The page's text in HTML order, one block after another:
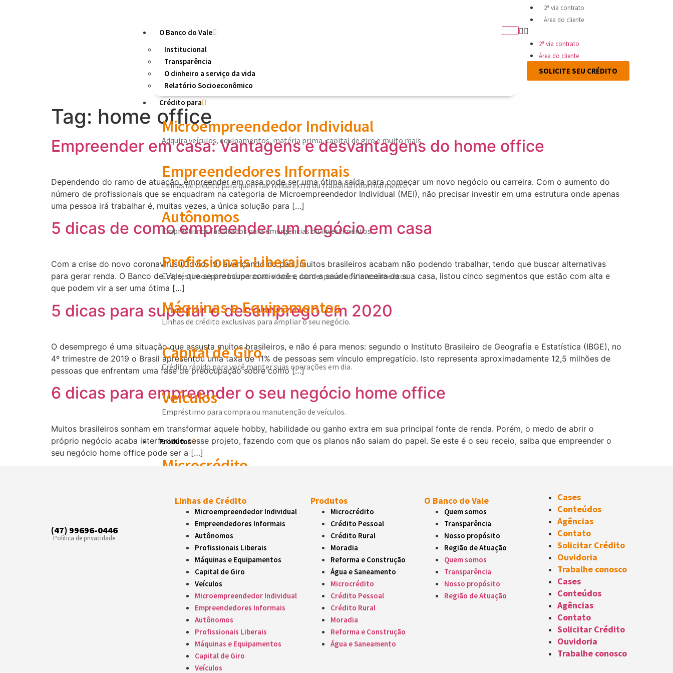
O Banco do Vale
Institucional
Transparência
O dinheiro a serviço da vida
Relatório Socioeconômico
Crédito para
Microempreendedor Individual
Adquira veículos, equipamentos, matéria prima, capital de giro e muito mais.
Empreendedores Informais
Linhas de crédito para quem faz renda extra ou trabalha informalmente.
Autônomos
Empréstimos facilitados para emergências ou investimentos.
Profissionais Liberais
Empréstimos para inúmeras atividades, das despesas aos investimentos.
Máquinas e Equipamentos
Linhas de crédito exclusivas para ampliar o seu negócio.
Capital de Giro
Crédito rápido para você manter suas operações em dia.
Veículos
Empréstimo para compra ou manutenção de veículos.
Produtos
Microcrédito
Crédito Pessoal
Crédito para apoio do dia a dia: compras, saúde, estudos e outros objetivos
Crédito Rural
Crédito para empreendedores rurais investirem na produção e desenvolvimento da atividade
Moradia
Crédito para auxiliar na compra de casas pré-moldadas
Reforma e Construção
Financiamento para reformas, melhorias e construções residenciais ou comerciais
2ª via contrato
Área do cliente
2ª via contrato
Área do cliente
SOLICITE SEU CRÉDITO
Tag: home office
Empreender em casa: Vantagens e desvantagens do home office
Dependendo do ramo de atuação, empreender em casa pode ser uma ótima saída para começar um novo negócio ou carreira. Com o aumento do
número de profissionais que se enquadram na categoria de Microempreendedor Individual (MEI), não precisar investir em uma estrutura onde apenas
uma pessoa irá trabalhar é, muitas vezes, a única solução para […]
5 dicas de como empreender um negócio em casa
Com a crise do novo coronavírus (Covid-19) avançando no país, muitos brasileiros acabam não podendo trabalhar, tendo que buscar alternativas
para gerar renda. O Banco de Vale, que se preocupa com você e com a saúde financeira da sua casa, listou cinco segmentos que estão com alta e
que podem vir a ser uma ótima […]
5 dicas para superar o desemprego em 2020
O desemprego é uma situação que assusta muitos brasileiros, e não é para menos: segundo o Instituto Brasileiro de Geografia e Estatística (IBGE), no
4º trimestre de 2019 o Brasil apresentou uma taxa de 11% de pessoas sem vínculo empregatício. Isto representa aproximadamente 12,5 milhões de
pessoas que enfrentam uma fase de preocupação sobre como […]
6 dicas para empreender o seu negócio home office
Muitos brasileiros sonham em transformar aquele hobby, habilidade ou ganho extra em sua principal fonte de renda. Porém, o medo de abrir o
próprio negócio acaba interferindo nesse projeto, fazendo com que os planos não saiam do papel. Se este é o seu receio, saiba que empreender o
seu negócio home office pode ser a […]
(47) 99696-0446
Política de privacidade
Linhas de Crédito
Microempreendedor Individual
Empreendedores Informais
Autônomos
Profissionais Liberais
Máquinas e Equipamentos
Capital de Giro
Veículos
Microempreendedor Individual
Empreendedores Informais
Autônomos
Profissionais Liberais
Máquinas e Equipamentos
Capital de Giro
Veículos
Produtos
Microcrédito
Crédito Pessoal
Crédito Rural
Moradia
Reforma e Construção
Água e Saneamento
Microcrédito
Crédito Pessoal
Crédito Rural
Moradia
Reforma e Construção
Água e Saneamento
O Banco do Vale
Quem somos
Transparência
Nosso propósito
Região de Atuação
Quem somos
Transparência
Nosso propósito
Região de Atuação
Cases
Conteúdos
Agências
Contato
Solicitar Crédito
Ouvidoria
Trabalhe conosco
Cases
Conteúdos
Agências
Contato
Solicitar Crédito
Ouvidoria
Trabalhe conosco